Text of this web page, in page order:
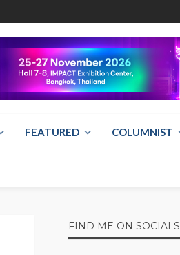
FEATURED COLUMNIST
FIND ME ON SOCIALS